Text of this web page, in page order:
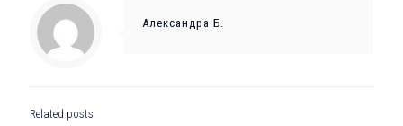
Александра Б.
Related posts